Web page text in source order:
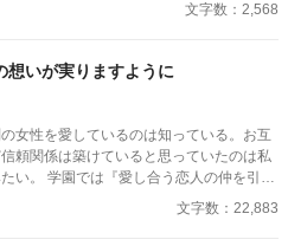
文字数：2,568
想いが実りますように
女性を愛しているのは知っている。お互
頼関係は築けていると思っていたのは私
い。 学園では『愛し合う恋人の仲を引き
陰で言われているのは分かってる。 いつ
けていては可哀想だわ、だから私から貴
文字数：22,883